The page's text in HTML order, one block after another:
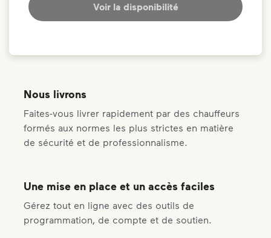
Voir la disponibilité
Nous livrons
Faites-vous livrer rapidement par des chauffeurs
formés aux normes les plus strictes en matière
de sécurité et de professionnalisme.
Une mise en place et un accès faciles
Gérez tout en ligne avec des outils de
programmation, de compte et de soutien.